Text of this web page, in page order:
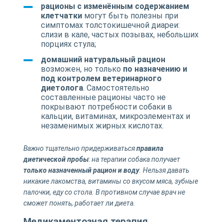
рационы с изменённым содержанием
клетчаткимогут быть полезны при
симптомах толстокишечной диареи:
слизи в кале, частых позывах, небольших
порциях стула;
домашний натуральный рацион
возможен, но только по назначению и
под контролем ветеринарного
диетолога. Самостоятельно
составленные рационы часто не
покрывают потребности собаки в
кальции, витаминах, микроэлементах и
незаменимых жирных кислотах.
Важно тщательно придерживатьсяправила
диетической пробы: на терапии собака получает
только назначенный рацион и воду. Нельзя давать
никакие лакомства, витамины со вкусом мяса, зубные
палочки, еду со стола. В противном случае врач не
сможет понять, работает ли диета.